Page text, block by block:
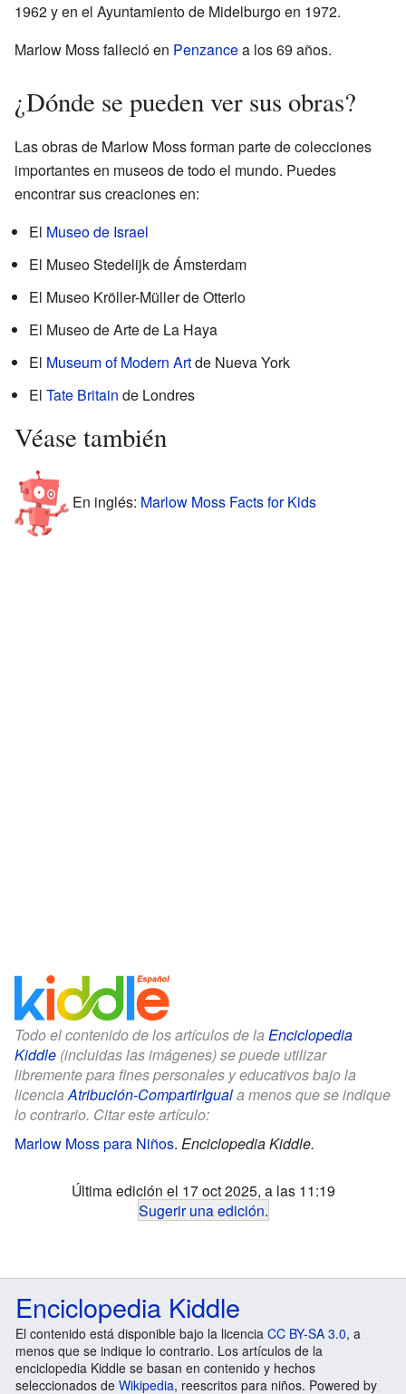
1962 y en el Ayuntamiento de Midelburgo en 1972.
Marlow Moss falleció en Penzancea los 69 años.
¿Dónde se pueden ver sus obras?
Las obras de Marlow Moss forman parte de colecciones
importantes en museos de todo el mundo. Puedes
encontrar sus creaciones en:
El Museo de Israel
El Museo Stedelijk de Ámsterdam
El Museo Kröller-Müller de Otterlo
El Museo de Arte de La Haya
El Museum of Modern Artde Nueva York
El Tate Britain de Londres
Véase también
En inglés: Marlow Moss Facts for Kids
Todo el contenido de los artículos de la Enciclopedia
Kiddle (incluidas las imágenes) se puede utilizar
libremente para fines personales y educativos bajo la
licenciaAtribución-CompartirIguala menos que se indique
lo contrario. Citar este artículo:
Marlow Moss para Niños. Enciclopedia Kiddle.
Última edición el 17 oct 2025, a las 11:19
Sugerir una edición.
Enciclopedia Kiddle
El contenido está disponible bajo la licencia CC BY-SA 3.0, a
menos que se indique lo contrario. Los artículos de la
enciclopedia Kiddle se basan en contenido y hechos
seleccionados de Wikipedia, reescritos para niños. Powered by